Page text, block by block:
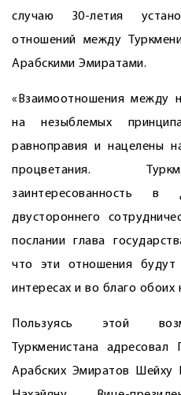
случаю 30-летия
отношений между
Арабскими Эмиратами.
«Взаимоотношения между
на незыблемых
равноправия и нацелены
процветания.
заинтересованность в
двустороннего
послании глава
что эти отношения будут
интересах и во благо обоих
Пользуясь этой
Туркменистана
Арабских Эмиратов